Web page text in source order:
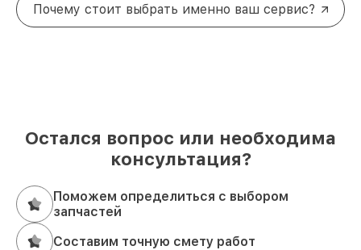
Почему стоит выбрать именно ваш сервис?
Остался вопрос или необходима
консультация?
Поможем определиться с выбором
запчастей
Составим точную смету работ